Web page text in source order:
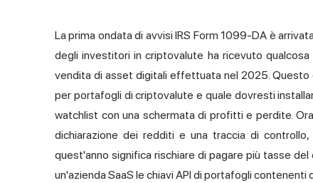
La prima ondata di avvisi IRS Form 1099-DA è
degli investitori in criptovalute ha ricevuto
vendita di asset digitalieffettuata nel 2025. Questo
per portafogli di criptovalute e quale dovresti
watchlist con una schermata di profitti e perdite.
dichiarazione dei redditi e una traccia di
quest'anno significa rischiare di pagare più tasse
un'azienda SaaS le chiavi API di portafogli contenenti